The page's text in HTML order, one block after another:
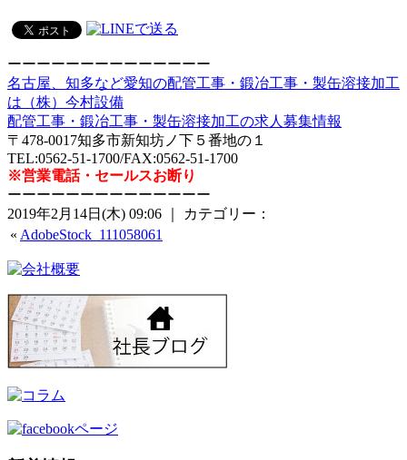
ーーーーーーーーーーーーーー
名古屋、知多など愛知の配管工事・鍛冶工事・製缶溶接加工
は（株）今村設備
配管工事・鍛冶工事・製缶溶接加工の求人募集情報
〒478-0017知多市新知坊ノ下５番地の１
TEL:0562-51-1700/FAX:0562-51-1700
※営業電話・セールスお断り
ーーーーーーーーーーーーーー
2019年2月14日(木) 09:06 ｜ カテゴリー：
« AdobeStock_111058061